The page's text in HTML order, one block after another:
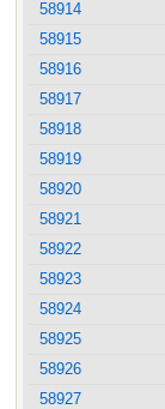
58914
58915
58916
58917
58918
58919
58920
58921
58922
58923
58924
58925
58926
58927